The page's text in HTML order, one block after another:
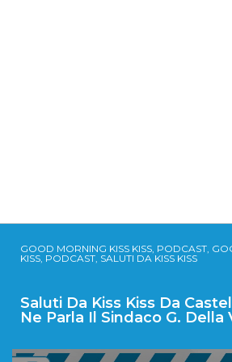
GOOD MORNING KISS KISS, PODCAST,
KISS, PODCAST, SALUTI DA KISS KISS
Saluti Da Kiss Kiss Da
Ne Parla Il Sindaco G. Della